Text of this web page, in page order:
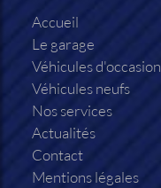
Accueil
Le garage
Véhicules d'occasion
Véhicules neufs
Nos services
Actualités
Contact
Mentions légales